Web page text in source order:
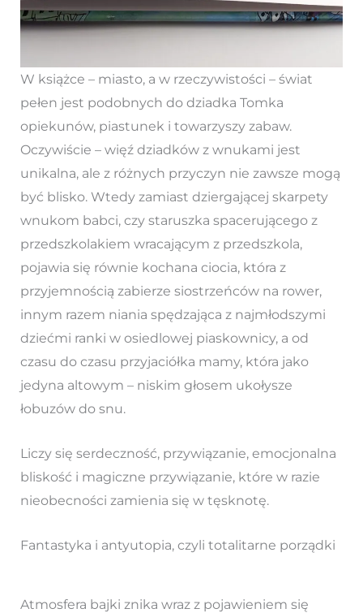
W książce – miasto, a w rzeczywistości – świat
pełen jest podobnych do dziadka Tomka
opiekunów, piastunek i towarzyszy zabaw.
Oczywiście – więź dziadków z wnukami jest
unikalna, ale z różnych przyczyn nie zawsze mogą
być blisko. Wtedy zamiast dziergającej skarpety
wnukom babci, czy staruszka spacerującego z
przedszkolakiem wracającym z przedszkola,
pojawia się równie kochana ciocia, która z
przyjemnością zabierze siostrzeńców na rower,
innym razem niania spędzająca z najmłodszymi
dziećmi ranki w osiedlowej piaskownicy, a od
czasu do czasu przyjaciółka mamy, która jako
jedyna altowym – niskim głosem ukołysze
łobuzów do snu.
Liczy się serdeczność, przywiązanie, emocjonalna
bliskość i magiczne przywiązanie, które w razie
nieobecności zamienia się w tęsknotę.
Fantastyka i antyutopia, czyli totalitarne porządki
Atmosfera bajki znika wraz z pojawieniem się